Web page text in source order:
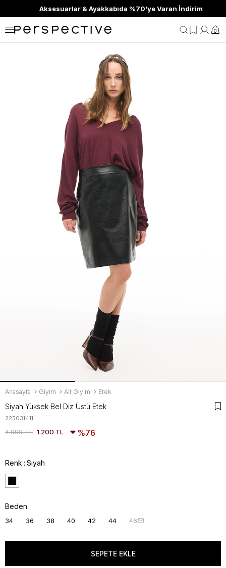
Aksesuarlar & Ayakkabıda %70'ye Varan İndirim
0
Anasayfa Giyim Alt Giyim Etek
Siyah Yüksek Bel Diz Üstü Etek
225031411
4.990 TL 1.200 TL 76
Renk Sıyah
Beden
34 36 38 40 42 44 46